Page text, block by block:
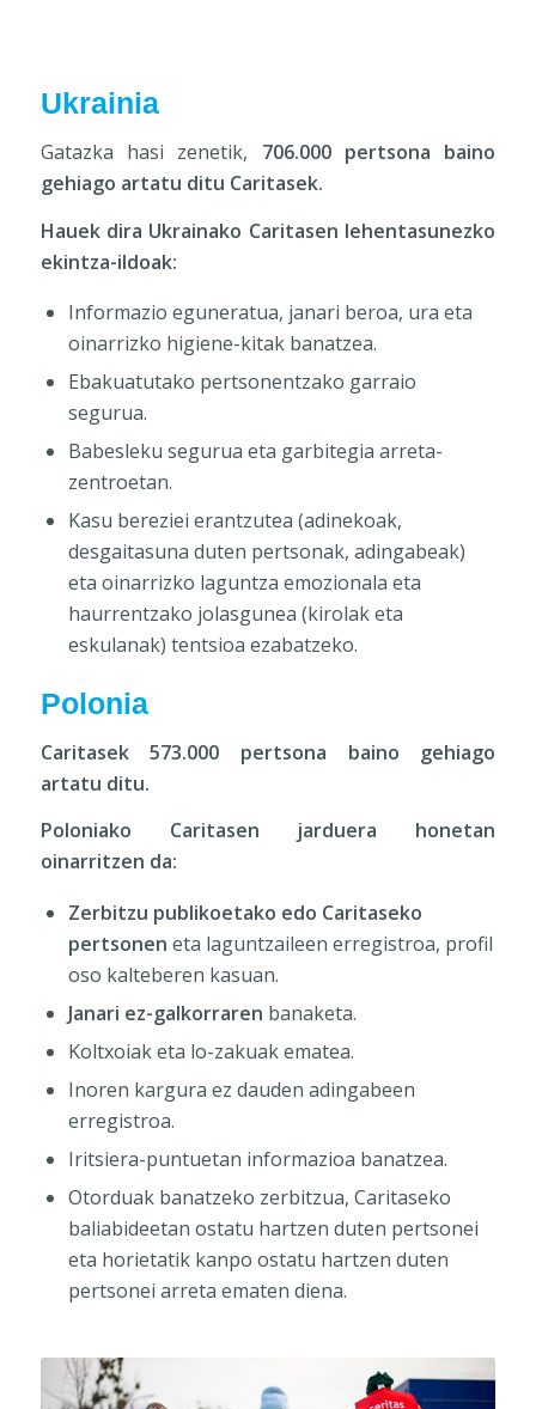
Ukrainia
Gatazka hasi zenetik, 706.000 pertsona baino
gehiago artatu ditu Caritasek.
Hauek dira Ukrainako Caritasen lehentasunezko
ekintza-ildoak:
Informazio eguneratua, janari beroa, ura eta
oinarrizko higiene-kitak banatzea.
Ebakuatutako pertsonentzako garraio
segurua.
Babesleku segurua eta garbitegia arreta-
zentroetan.
Kasu bereziei erantzutea (adinekoak,
desgaitasuna duten pertsonak, adingabeak)
eta oinarrizko laguntza emozionala eta
haurrentzako jolasgunea (kirolak eta
eskulanak) tentsioa ezabatzeko.
Polonia
Caritasek 573.000 pertsona baino gehiago
artatu ditu.
Poloniako Caritasen jarduera honetan
oinarritzen da:
Zerbitzu publikoetako edo Caritaseko
pertsonen eta laguntzaileen erregistroa, profil
oso kalteberen kasuan.
Janari ez-galkorraren banaketa.
Koltxoiak eta lo-zakuak ematea.
Inoren kargura ez dauden adingabeen
erregistroa.
Iritsiera-puntuetan informazioa banatzea.
Otorduak banatzeko zerbitzua, Caritaseko
baliabideetan ostatu hartzen duten pertsonei
eta horietatik kanpo ostatu hartzen duten
pertsonei arreta ematen diena.